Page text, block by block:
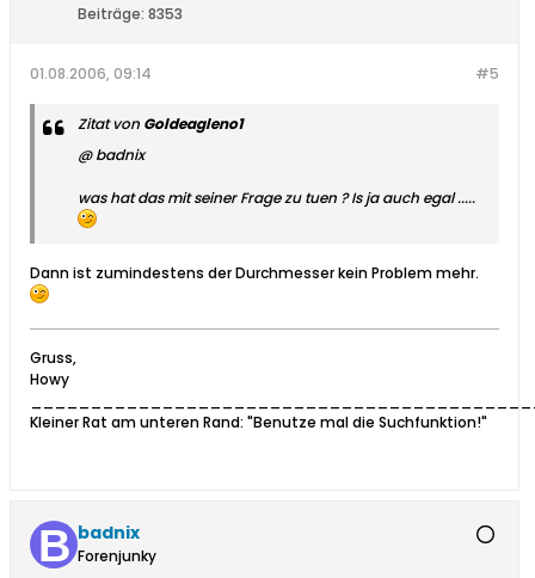
Beiträge: 8353
#5
01.08.2006, 09:14
Zitat von Goldeagleno1
@ badnix
was hat das mit seiner Frage zu tuen ? Is ja auch egal .....
Dann ist zumindestens der Durchmesser kein Problem mehr.
Gruss,
Howy
Kleiner Rat am unteren Rand: "Benutze mal die Suchfunktion!"
badnix
Forenjunky